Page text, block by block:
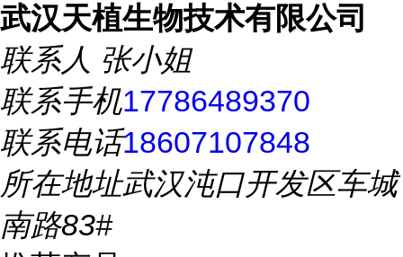
武汉天植生物技术有限公司
联系人 张小姐
联系手机17786489370
联系电话18607107848
所在地址武汉沌口开发区车城
南路83#